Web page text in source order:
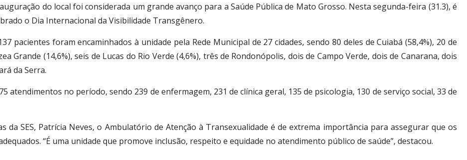
do local foi considerada um grande avanço para a Saúde Pública de Mato Grosso. Nesta segunda-feira (31.3), é
o Dia Internacional da Visibilidade Transgênero.
pacientes foram encaminhados à unidade pela Rede Municipal de 27 cidades, sendo 80 deles de Cuiabá (58,4%), 20 de
Grande (14,6%), seis de Lucas do Rio Verde (4,6%), três de Rondonópolis, dois de Campo Verde, dois de Canarana, dois
da Serra.
atendimentos no período, sendo 239 de enfermagem, 231 de clínica geral, 135 de psicologia, 130 de serviço social, 33 de
da SES, Patrícia Neves, o Ambulatório de Atenção à Transexualidade é de extrema importância para assegurar que os
“É uma unidade que promove inclusão, respeito e equidade no atendimento público de saúde”, destacou.